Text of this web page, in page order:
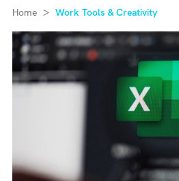
Home Work Tools & Creativity